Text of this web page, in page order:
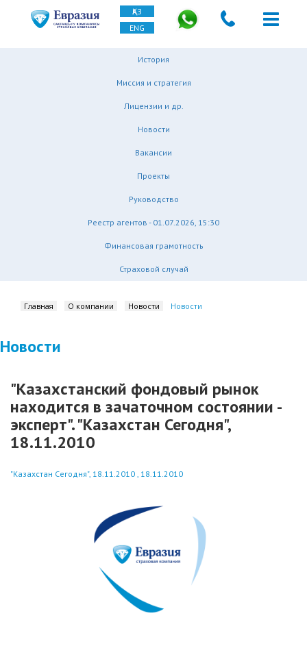
ҚАЗ
ENG
История
Миссия и стратегия
Лицензии и др.
Новости
Вакансии
Проекты
Руководство
Реестр агентов - 01.07.2026, 15:30
Финансовая грамотность
Страховой случай
Главная О компании Новости Новости
Новости
"Казахстанский фондовый рынок
находится в зачаточном состоянии -
эксперт". "Казахстан Сегодня",
18.11.2010
"Казахстан Сегодня", 18.11.2010 , 18.11.2010